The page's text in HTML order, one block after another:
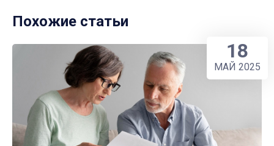
Похожие статьи
18
МАЙ 2025